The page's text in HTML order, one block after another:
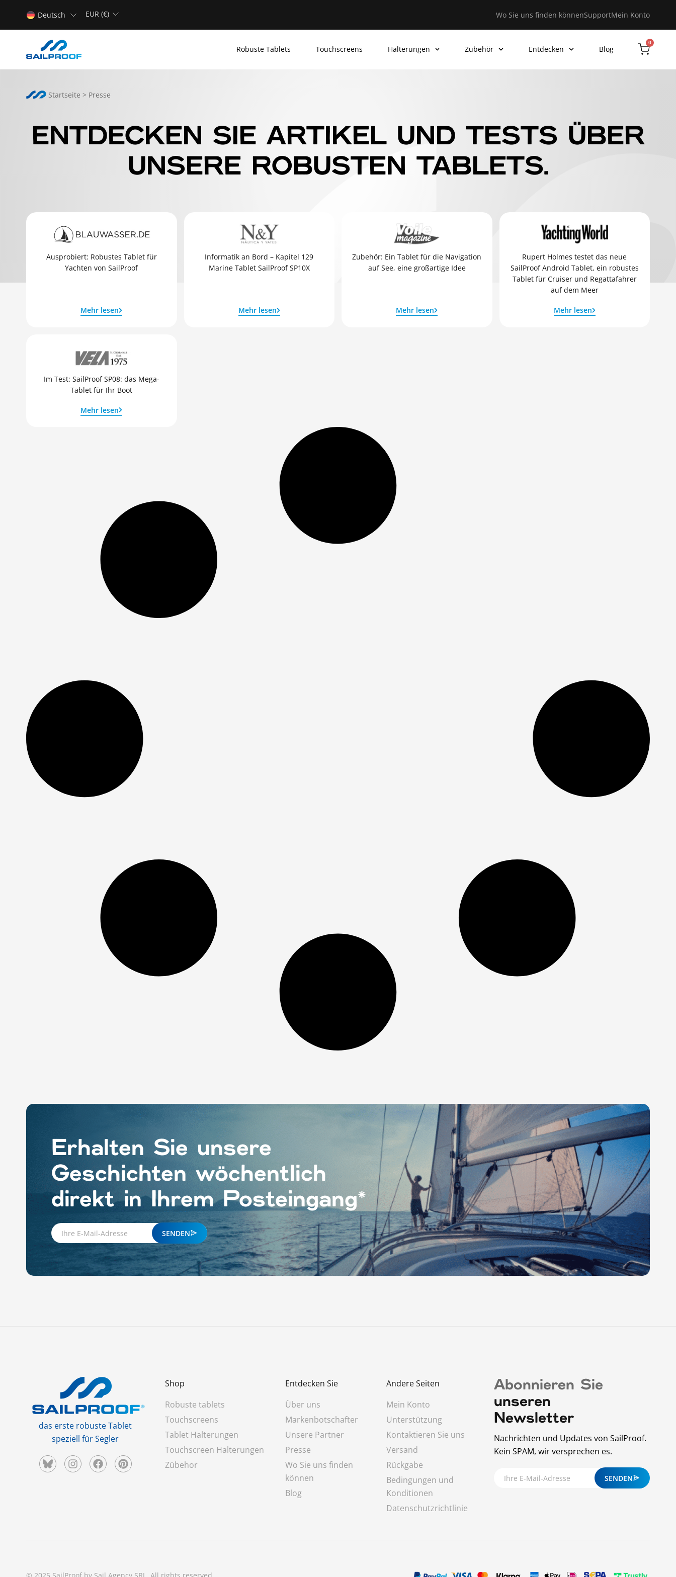
Deutsch EUR (€) Wo Sie uns finden könnenSupportMein Konto
Robuste Tablets Touchscreens Halterungen Zubehör Entdecken Blog
0
Startseite > Presse
ENTDECKEN SIE ARTIKEL UND TESTS ÜBER
UNSERE ROBUSTEN TABLETS.
Ausprobiert: Robustes Tablet für
Yachten von SailProof
Mehr lesen
Informatik an Bord – Kapitel 129
Marine Tablet SailProof SP10X
Mehr lesen
Zubehör: Ein Tablet für die Navigation
auf See, eine großartige Idee
Mehr lesen
Rupert Holmes testet das neue
SailProof Android Tablet, ein robustes
Tablet für Cruiser und Regattafahrer
auf dem Meer
Mehr lesen
Im Test: SailProof SP08: das Mega-
Tablet für Ihr Boot
Mehr lesen
Erhalten Sie unsere
Geschichten wöchentlich
direkt in Ihrem Posteingang*
SENDEN
das erste robuste Tablet
speziell für Segler
Shop
Robuste tablets
Touchscreens
Tablet Halterungen
Touchscreen Halterungen
Zübehor
Entdecken Sie
Über uns
Markenbotschafter
Unsere Partner
Presse
Wo Sie uns finden
können
Blog
Andere Seiten
Mein Konto
Unterstützung
Kontaktieren Sie uns
Versand
Rückgabe
Bedingungen und
Konditionen
Datenschutzrichtlinie
Abonnieren Sie
unseren
Newsletter
Nachrichten und Updates von SailProof.
Kein SPAM, wir versprechen es.
SENDEN